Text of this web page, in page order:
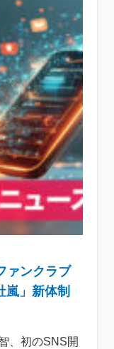
ァンクラブ
」新体制
、初のSNS開